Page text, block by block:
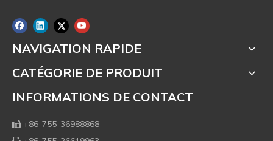
NAVIGATION RAPIDE
CATÉGORIE DE PRODUIT
INFORMATIONS DE CONTACT
 +86-755-36988868